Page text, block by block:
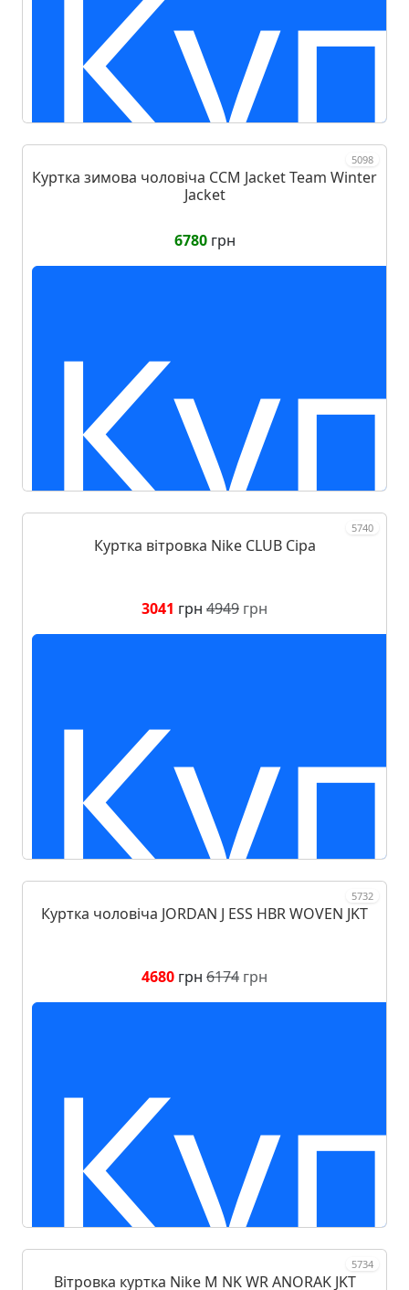
5098
Куртка зимова чоловіча CCM Jacket Team Winter
Jacket
6780грн
5740
Куртка вітровка Nike CLUB Сіра
3041 грн 4949 грн
5732
Куртка чоловіча JORDAN J ESS HBR WOVEN JKT
4680 грн 6174 грн
5734
Вітровка куртка Nike M NK WR ANORAK JKT